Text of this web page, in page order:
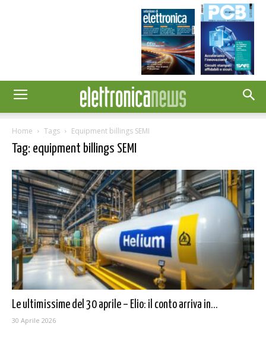
Home Tags Equipment billings SEMI
Tag: equipment billings SEMI
Le ultimissime del 30 aprile – Elio: il conto arriva in...
30 Aprile 2026